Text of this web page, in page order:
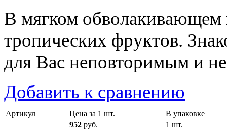
В мягком обволакивающем
тропических фруктов.
для Вас неповторимым и
Добавить к сравнению
Артикул Цена за 1 шт.
В упаковке
952 руб. 1 шт.